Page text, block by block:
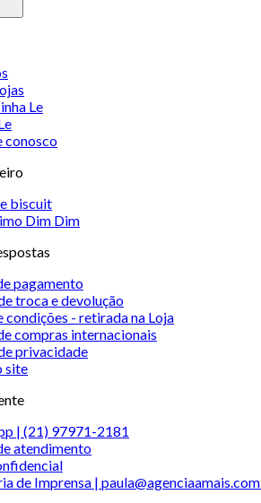
Le
conosco
biscuit
Dim Dim
pagamento
troca e devolução
condições - retirada na Loja
compras internacionais
privacidade
site
| (21) 97971-2181
atendimento
de Imprensa |